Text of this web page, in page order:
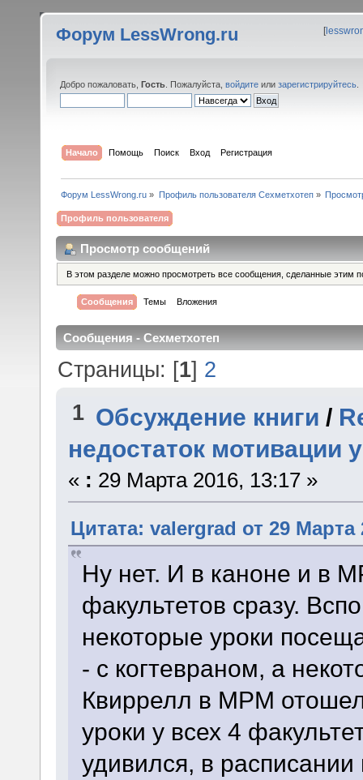
Форум LessWrong.ru [
Добро пожаловать, Гость . Пожалуйста, войдите или зарегистрируйтесь
Начало Помощь Поиск Вход Регистрация
Форум LessWrong.ru » Профиль пользователя Сехметхотеп»
Профиль пользователя
Просмотр сообщений
В этом разделе можно просмотреть все сообщения, сделанные этим
Сообщения Темы Вложения
Сообщения - Сехметхотеп
Страницы: [1] 2
1 Обсуждение книги /
недостаток мотивации
« : 29 Марта 2016, 13:17 »
Цитата: valergrad от 29 Марта
Ну нет. И в каноне и в
факультетов сразу.
некоторые уроки
- с когтевраном, а
Квиррелл в МРМ
уроки у всех 4
удивился, в